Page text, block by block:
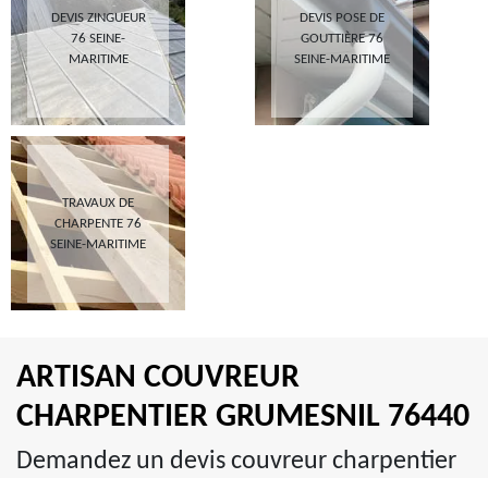
DEVIS ZINGUEUR
76 SEINE-
MARITIME
DEVIS POSE DE
GOUTTIÈRE 76
SEINE-MARITIME
TRAVAUX DE
CHARPENTE 76
SEINE-MARITIME
ARTISAN COUVREUR
CHARPENTIER GRUMESNIL 76440
Demandez un devis couvreur charpentier